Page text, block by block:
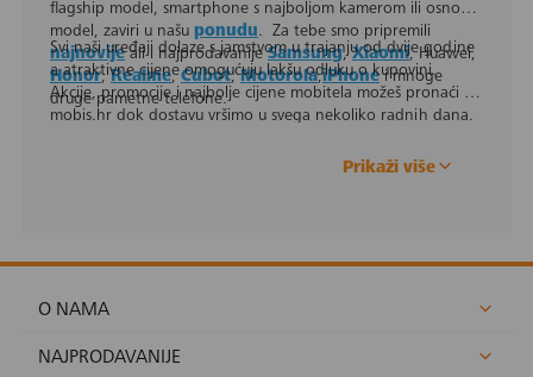
flagship model, smartphone s najboljom kamerom ili osnovni
model, zaviri u našu ponudu. Za tebe smo pripremili
najnovijeali i najprodavanijeSamsung ,Xiaomi, Huawei,
Honor,Realme,Cubot,Motorola,iPhonei mnoge
druge pametne telefone.
Svi naši uređaji dolaze s jamstvom u trajanju od dvije godine
a atraktivne cijene omogućuju lakšu odluku o kupovini.
Akcije, promocije i najbolje cijene mobitela možeš pronaći na
mobis.hr dok dostavu vršimo u svega nekoliko radnih dana.
Prikaži više
O NAMA
NAJPRODAVANIJE